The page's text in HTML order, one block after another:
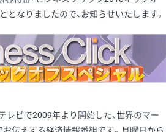
となりましたので、お知らせいたします。
テレビで2009年より開始した、世界のマー